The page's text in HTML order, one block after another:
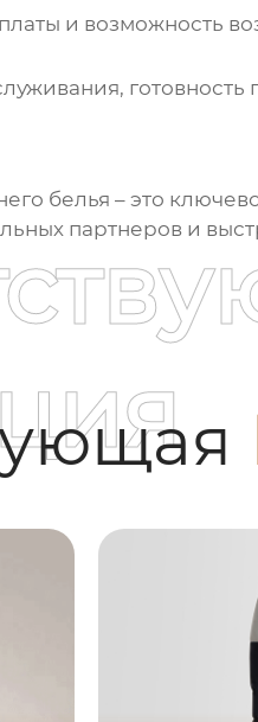
и возможность
готовность
белья – это
партнеров и